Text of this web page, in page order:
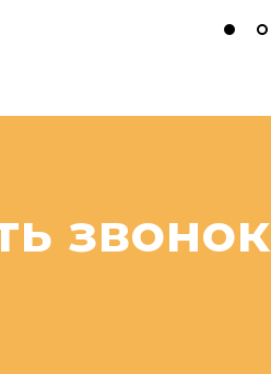
звонок